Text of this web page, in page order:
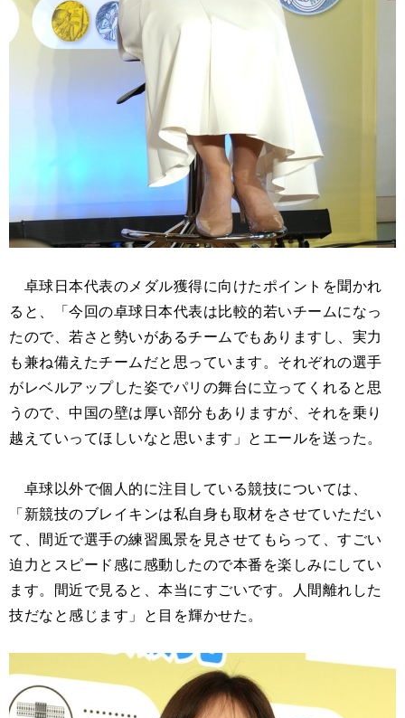
卓球日本代表のメダル獲得に向けたポイントを聞かれ
ると、「今回の卓球日本代表は比較的若いチームになっ
たので、若さと勢いがあるチームでもありますし、実力
も兼ね備えたチームだと思っています。それぞれの選手
がレベルアップした姿でパリの舞台に立ってくれると思
うので、中国の壁は厚い部分もありますが、それを乗り
越えていってほしいなと思います」とエールを送った。
卓球以外で個人的に注目している競技については、
「新競技のブレイキンは私自身も取材をさせていただい
て、間近で選手の練習風景を見させてもらって、すごい
迫力とスピード感に感動したので本番を楽しみにしてい
ます。間近で見ると、本当にすごいです。人間離れした
技だなと感じます」と目を輝かせた。